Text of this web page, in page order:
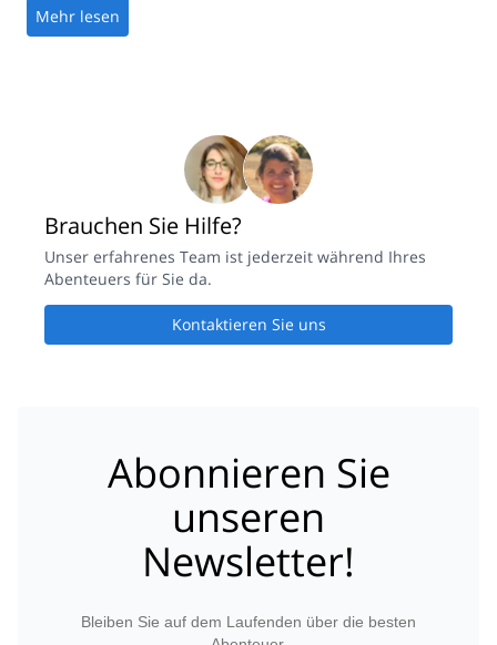
Mehr lesen
Brauchen Sie Hilfe?
Unser erfahrenes Team ist jederzeit während Ihres
Abenteuers für Sie da.
Kontaktieren Sie uns
Abonnieren Sie
unseren
Newsletter!
Bleiben Sie auf dem Laufenden über die besten